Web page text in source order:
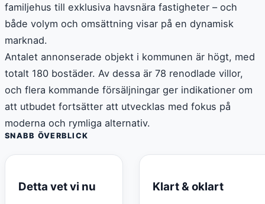
familjehus till exklusiva havsnära fastigheter – och
både volym och omsättning visar på en dynamisk
marknad.
Antalet annonserade objekt i kommunen är högt, med
totalt 180 bostäder. Av dessa är 78 renodlade villor,
och flera kommande försäljningar ger indikationer om
att utbudet fortsätter att utvecklas med fokus på
moderna och rymliga alternativ.
SNABB ÖVERBLICK
Detta vet vi nu Klart & oklart